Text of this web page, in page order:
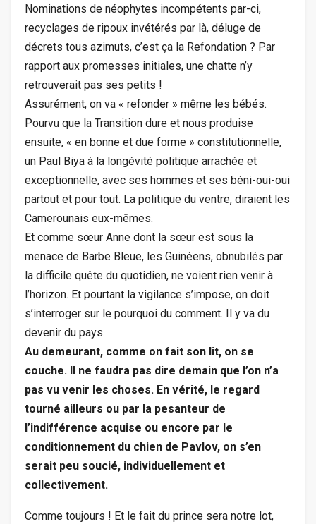
Nominations de néophytes incompétents par-ci,
recyclages de ripoux invétérés par là, déluge de
décrets tous azimuts, c’est ça la Refondation ? Par
rapport aux promesses initiales, une chatte n’y
retrouverait pas ses petits !
Assurément, on va « refonder » même les bébés.
Pourvu que la Transition dure et nous produise
ensuite, « en bonne et due forme » constitutionnelle,
un Paul Biya à la longévité politique arrachée et
exceptionnelle, avec ses hommes et ses béni-oui-oui
partout et pour tout. La politique du ventre, diraient les
Camerounais eux-mêmes.
Et comme sœur Anne dont la sœur est sous la
menace de Barbe Bleue, les Guinéens, obnubilés par
la difficile quête du quotidien, ne voient rien venir à
l’horizon. Et pourtant la vigilance s’impose, on doit
s’interroger sur le pourquoi du comment. Il y va du
devenir du pays.
Au demeurant, comme on fait son lit, on se
couche. Il ne faudra pas dire demain que l’on n’a
pas vu venir les choses. En vérité, le regard
tourné ailleurs ou par la pesanteur de
l’indifférence acquise ou encore par le
conditionnement du chien de Pavlov, on s’en
serait peu soucié, individuellement et
collectivement.
Comme toujours ! Et le fait du prince sera notre lot,